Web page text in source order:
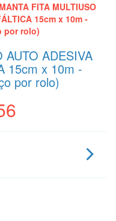
MANTA FITA MULTIUSO
15cm x 10m -
por rolo)
AUTO ADESIVA
15cm x 10m -
por rolo)